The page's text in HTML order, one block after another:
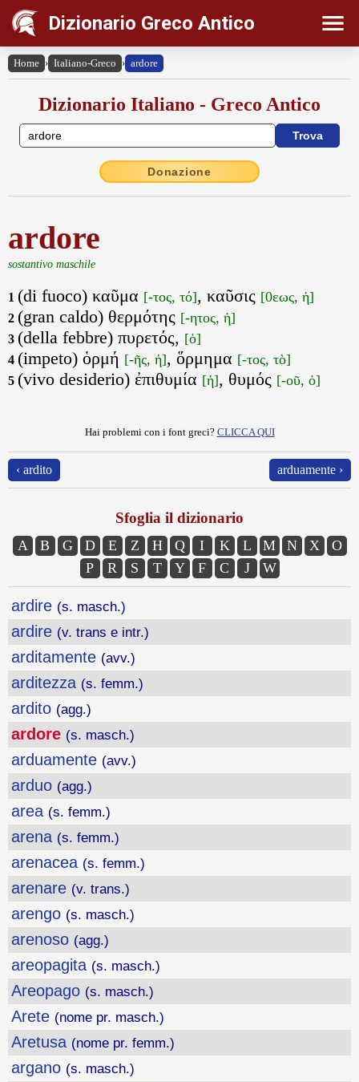
Dizionario Greco Antico
Home › Italiano-Greco › ardore
Dizionario Italiano - Greco Antico
Donazione
ardore
sostantivo maschile
1 (di fuoco) καῦμα [-τος, τό], καῦσις [0εως, ἡ]
2 (gran caldo) θερμότης [-ητος, ἡ]
3 (della febbre) πυρετός, [ὁ]
4 (impeto) ὁρμή [-ῆς, ἡ], ὅρμημα [-τος, τὸ]
5 (vivo desiderio) ἐπιθυμία [ἡ], θυμός [-οῦ, ὁ]
Hai problemi con i font greci? CLICCA QUI
‹ ardito arduamente ›
Sfoglia il dizionario
A B G D E Z H Q I K L M N X
O
P
R S T Y F C J W
ardire (s. masch.)
ardire (v. trans e intr.)
arditamente (avv.)
arditezza (s. femm.)
ardito (agg.)
ardore (s. masch.)
arduamente (avv.)
arduo (agg.)
area (s. femm.)
arena (s. femm.)
arenacea (s. femm.)
arenare (v. trans.)
arengo (s. masch.)
arenoso (agg.)
areopagita (s. masch.)
Areopago (s. masch.)
Arete (nome pr. masch.)
Aretusa (nome pr. femm.)
argano (s. masch.)